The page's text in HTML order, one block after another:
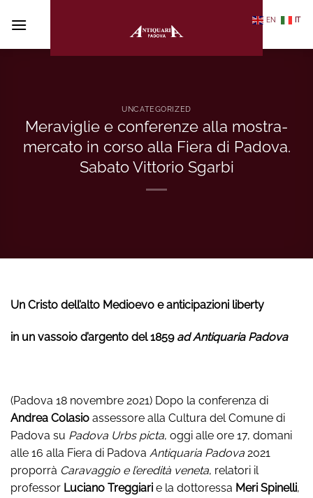
UNCATEGORIZED
Meraviglie e conferenze alla mostra-
mercato in corso alla Fiera di Padova.
Sabato Vittorio Sgarbi
Un Cristo dell’alto Medioevo e anticipazioni liberty
in un vassoio d’argento del 1859 ad Antiquaria Padova
(Padova 18 novembre 2021) Dopo la conferenza di
Andrea Colasio assessore alla Cultura del Comune di
Padova su Padova Urbs picta, oggi alle ore 17, domani
alle 16 alla Fiera di Padova Antiquaria Padova 2021
proporrà Caravaggio e l’eredità veneta, relatori il
professor Luciano Treggiari e la dottoressa Meri Spinelli,
EN IT